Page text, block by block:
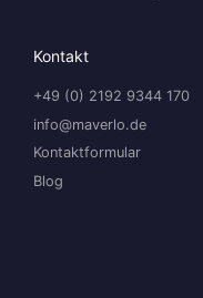
Kontakt
+49 (0) 2192 9344 170
info@maverlo.de
Kontaktformular
Blog